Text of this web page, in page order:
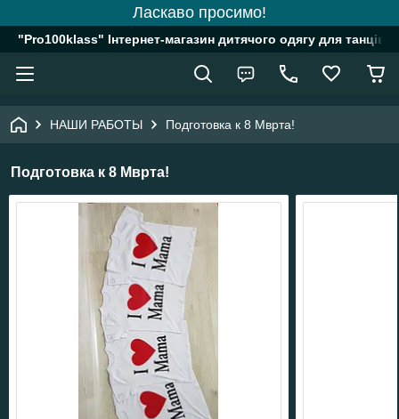
Ласкаво просимо!
"Pro100klass" Інтернет-магазин дитячого одягу для танців,
НАШИ РАБОТЫ Подготовка к 8 Мврта!
Подготовка к 8 Мврта!